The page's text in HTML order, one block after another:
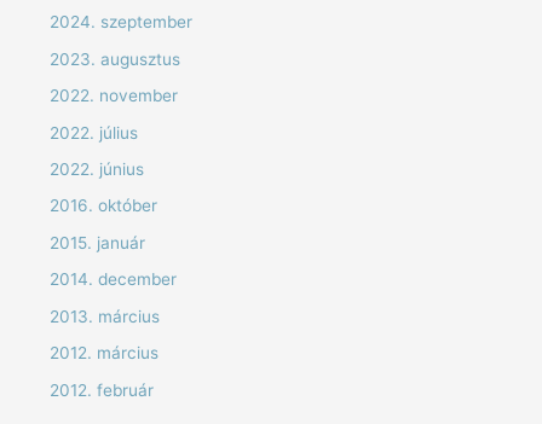
2024. szeptember
2023. augusztus
2022. november
2022. július
2022. június
2016. október
2015. január
2014. december
2013. március
2012. március
2012. február